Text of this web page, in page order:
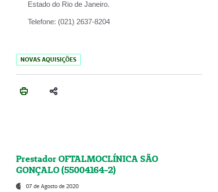
Estado do Rio de Janeiro.
Telefone: (021) 2637-8204
NOVAS AQUISIÇÕES
Prestador OFTALMOCLÍNICA SÃO
GONÇALO (55004164-2)
07 de Agosto de 2020